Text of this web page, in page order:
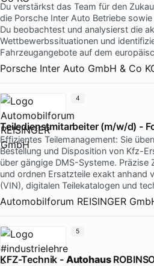
Du verstärkst das Team für den
die Porsche Inter Auto Betriebe
Du beobachtest und analysierst die
Wettbewerbssituationen und
Fahrzeugangebote auf dem
Porsche Inter Auto GmbH & Co
Teiledienstmitarbeiter (m/w/d) -
Effizientes Teilemanagement: Sie
Bestellung und Disposition von Kfz-
über gängige DMS-Systeme. Präzise
und ordnen Ersatzteile exakt anhand
(VIN), digitalen Teilekatalogen und
Automobilforum REISINGER
4
KFZ-Technik - Autohaus
5